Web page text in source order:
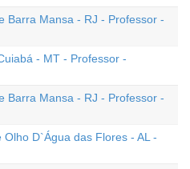
Barra Mansa - RJ - Professor -
- MT - Professor -
Barra Mansa - RJ - Professor -
D`Água das Flores - AL -